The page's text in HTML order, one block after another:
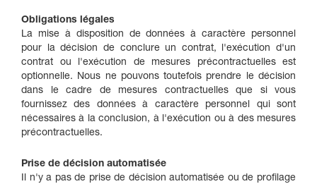
Obligations légales
La mise à disposition de données à caractère personnel
pour la décision de conclure un contrat, l'exécution d'un
contrat ou l'exécution de mesures précontractuelles est
optionnelle. Nous ne pouvons toutefois prendre le décision
dans le cadre de mesures contractuelles que si vous
fournissez des données à caractère personnel qui sont
nécessaires à la conclusion, à l'exécution ou à des mesures
précontractuelles.
Prise de décision automatisée
Il n'y a pas de prise de décision automatisée ou de profilage